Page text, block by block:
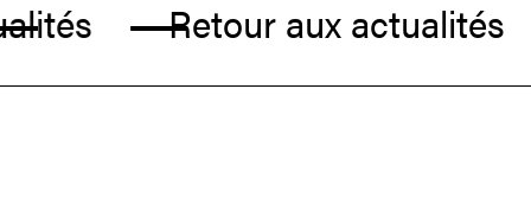
Retour aux actualités